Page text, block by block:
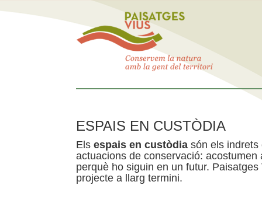
ESPAIS EN CUSTÒDIA
Els espais en custòdia són els indrets
actuacions de conservació:
perquè ho siguin en un futur.
projecte a llarg termini.